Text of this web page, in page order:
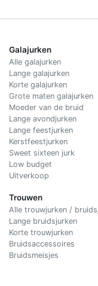
Galajurken
Alle galajurken
Lange galajurken
Korte galajurken
Grote maten galajurken
Moeder van de bruid
Lange avondjurken
Lange feestjurken
Kerstfeestjurken
Sweet sixteen jurk
Low budget
Uitverkoop
Trouwen
Alle trouwjurken /
Lange bruidsjurken
Korte trouwjurken
Bruidsaccessoires
Bruidsmeisjes